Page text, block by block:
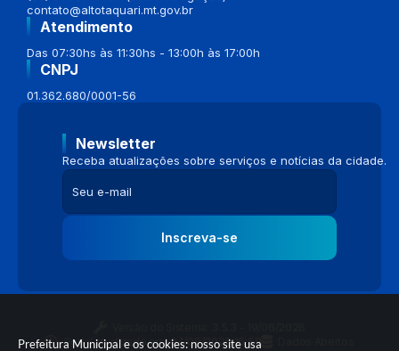
Prefeitura Municipal e os cookies: nosso site usa
contato@altotaquari.mt.gov.br
Atendimento
Das 07:30hs às 11:30hs - 13:00h às 17:00h
CNPJ
01.362.680/0001-56
Newsletter
Receba atualizações sobre serviços e notícias da cidade.
Inscreva-se
Portal atualizado em:04/08/2026 16:58